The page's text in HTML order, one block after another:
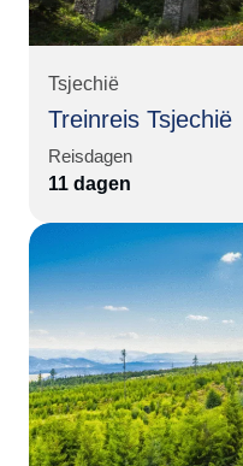
Tsjechië
Treinreis Tsjechië
Reisdagen
11 dagen